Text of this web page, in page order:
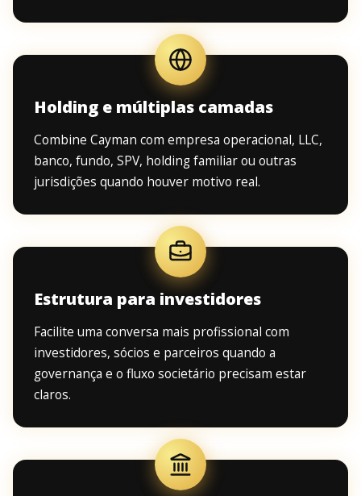
Holding e múltiplas camadas
Combine Cayman com empresa operacional, LLC,
banco, fundo, SPV, holding familiar ou outras
jurisdições quando houver motivo real.
Estrutura para investidores
Facilite uma conversa mais profissional com
investidores, sócios e parceiros quando a
governança e o fluxo societário precisam estar
claros.